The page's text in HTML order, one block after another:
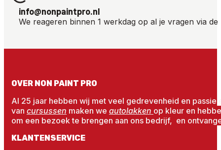
info@nonpaintpro.nl
We reageren binnen 1 werkdag op al je vragen via de
OVER NON PAINT PRO
Al 25 jaar hebben wij met veel gedrevenheid en
van cursussen maken we autolakken op kleur en
om een bezoek te brengen aan ons bedrijf, en
KLANTENSERVICE